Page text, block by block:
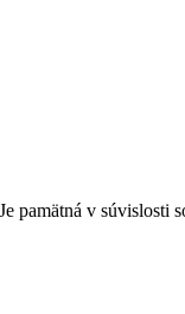
pamätná v súvislosti